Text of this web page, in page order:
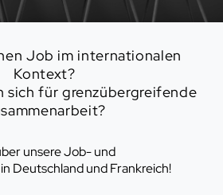
Job im internationalen
Kontext?
sich für grenzübergreifende
unsere Job- und
Deutschland und Frankreich!